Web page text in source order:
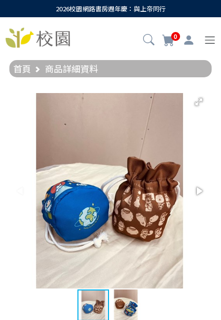
2026校園網路書房週年慶：與上帝同行
0
首頁 商品詳細資料